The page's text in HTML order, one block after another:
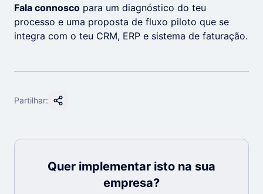
Fala connosco para um diagnóstico do teu
processo e uma proposta de fluxo piloto que se
integra com o teu CRM, ERP e sistema de faturação.
Partilhar:
Quer implementar isto na sua
empresa?